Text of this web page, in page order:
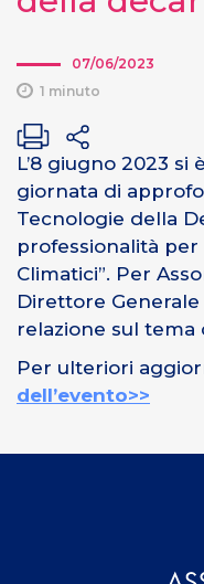
07/06/2023
1 minuto
L’8 giugno 2023 si
giornata di
Tecnologie della
professionalità
Climatici”. Per
Direttore
relazione sul tema
Per ulteriori
dell’evento>>